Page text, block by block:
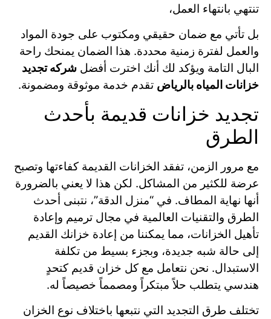
تنتهي بانتهاء العمل،
بل تأتي مع ضمان حقيقي ومكتوب على جودة المواد
والعمل لفترة زمنية محددة. هذا الضمان يمنحك راحة
البال التامة ويؤكد لك أنك اخترت أفضل شركه تجديد
خزانات المياه بالرياض تقدم خدمة موثوقة ومضمونة.
تجديد خزانات قديمة بأحدث
الطرق
مع مرور الزمن، تفقد الخزانات القديمة كفاءتها وتصبح
عرضة للكثير من المشاكل. لكن هذا لا يعني بالضرورة
أنها نهاية المطاف. في “منزل الدقة”، نتبنى أحدث
الطرق والتقنيات العالمية في مجال ترميم وإعادة
تأهيل الخزانات، مما يمكننا من إعادة خزانك القديم
إلى حالة شبه جديدة، وبجزء بسيط من تكلفة
الاستبدال. نحن نتعامل مع كل خزان قديم كتحدٍ
هندسي يتطلب حلاً مبتكراً ومصمماً خصيصاً له.
تختلف طرق التجديد التي نتبعها باختلاف نوع الخزان